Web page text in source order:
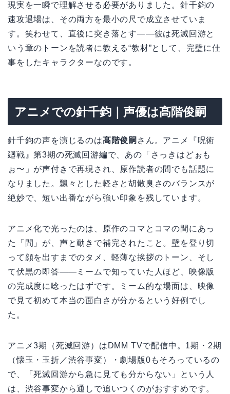
現実を一瞬で理解させる必要がありました。針千鈞の
速攻退場は、その両方を最小の尺で成立させていま
す。笑わせて、直後に突き落とす——彼は死滅回游と
いう章のトーンを読者に教える“教材”として、完璧に仕
事をしたキャラクターなのです。
アニメでの針千鈞｜声優は髙階俊嗣
針千鈞の声を演じるのは髙階俊嗣 さん。アニメ『呪術
廻戦』第3期の死滅回游編で、あの「さっきはどぉも
ぉ〜」が声付きで再現され、原作読者の間でも話題に
なりました。飄々とした軽さと胡散臭さのバランスが
絶妙で、短い出番ながら強い印象を残しています。
アニメ化で光ったのは、原作のコマとコマの間にあっ
た「間」が、声と動きで補完されたこと。壁を登り切
って顔を出すまでのタメ、軽薄な挨拶のトーン、そし
て伏黒の即答——ミームで知っていた人ほど、映像版
の完成度に唸ったはずです。ミーム的な場面は、映像
で見て初めて本当の面白さが分かるという好例でし
た。
アニメ3期（死滅回游）はDMM TVで配信中。1期・2期
（懐玉・玉折／渋谷事変）・劇場版0もそろっているの
で、「死滅回游から急に見ても分からない」という人
は、渋谷事変から通しで追いつくのがおすすめです。